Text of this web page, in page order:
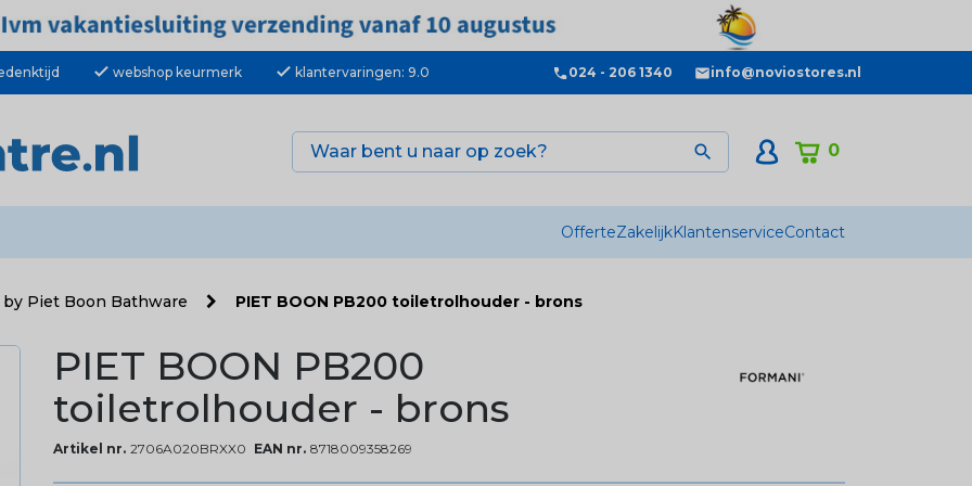
check webshop keurmerk check klantervaringen: 9.0 024 - 206 1340 info@noviostores.nl
0

OfferteZakelijkKlantenserviceContact
by Piet Boon Bathware PIET BOON PB200 toiletrolhouder - brons
PIET BOON PB200
toiletrolhouder - brons
Artikel nr. 2706A020BRXX0 EAN nr. 8718009358269